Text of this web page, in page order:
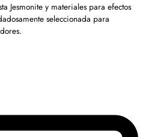
Jesmonite y materiales para efectos
seleccionada para